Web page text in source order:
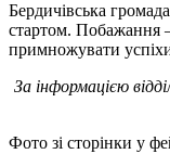
Бердичівська
стартом. Побажання
примножувати
За інформацією
Фото зі сторінки у